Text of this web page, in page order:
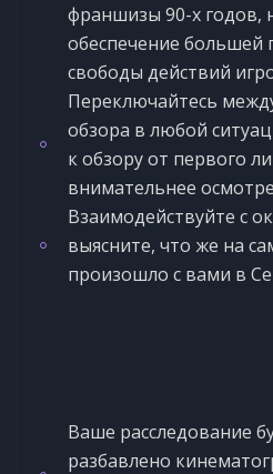
франшизы 90-х годов,
обеспечение большей
свободы действий
Переключайтесь
обзора в любой
к обзору от первого
внимательнее
Взаимодействуйте с
выясните, что же на
произошло с вами в
Ваше расследование
разбавлено